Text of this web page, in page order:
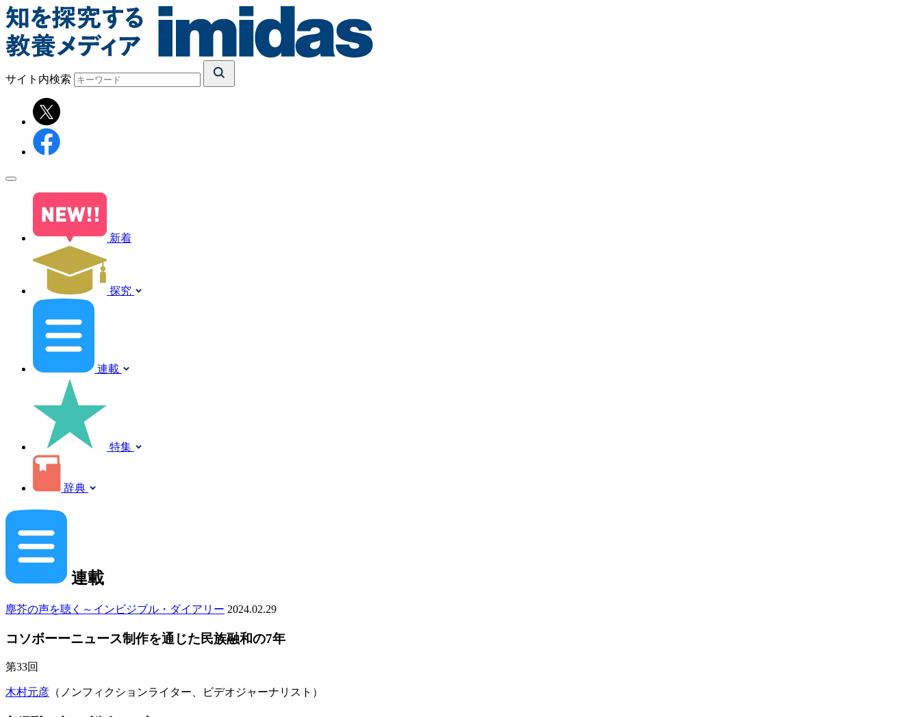
サイト内検索
新着
探究
連載
特集
辞典
連載
塵芥の声を聴く～インビジブル・ダイアリー 2024.02.29
コソボーーニュース制作を通じた民族融和の7年
第33回
木村元彦 （ノンフィクションライター、ビデオジャーナリスト）